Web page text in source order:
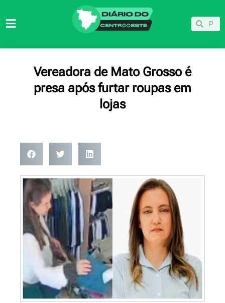
para
Pesquisar
Vereadora de Mato Grosso é
presa após furtar roupas em
lojas